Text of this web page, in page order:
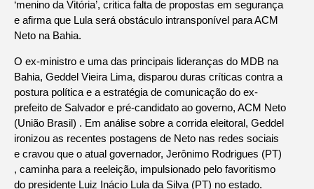
‘menino da Vitória’, critica falta de propostas em segurança
e afirma que Lula será obstáculo intransponível para ACM
Neto na Bahia.
O ex-ministro e uma das principais lideranças do MDB na
Bahia, Geddel Vieira Lima, disparou duras críticas contra a
postura política e a estratégia de comunicação do ex-
prefeito de Salvador e pré-candidato ao governo, ACM Neto
(União Brasil) . Em análise sobre a corrida eleitoral, Geddel
ironizou as recentes postagens de Neto nas redes sociais
e cravou que o atual governador, Jerônimo Rodrigues (PT)
, caminha para a reeleição, impulsionado pelo favoritismo
do presidente Luiz Inácio Lula da Silva (PT) no estado.